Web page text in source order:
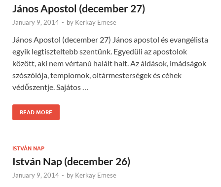
János Apostol (december 27)
January 9, 2014 - by Kerkay Emese
János Apostol (december 27) János apostol és evangélista
egyik legtiszteltebb szentünk. Egyedüli az apostolok
között, aki nem vértanú halált halt. Az áldások, imádságok
szószólója, templomok, oltármesterségek és céhek
védőszentje. Sajátos …
READ MORE
ISTVÁN NAP
István Nap (december 26)
January 9, 2014 - by Kerkay Emese